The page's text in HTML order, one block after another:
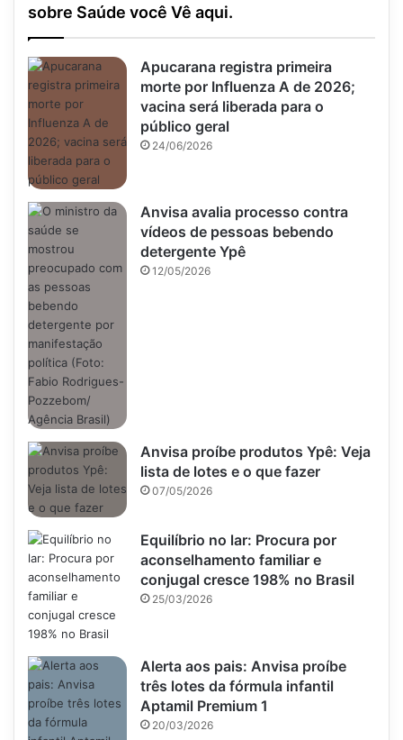
sobre Saúde você Vê aqui.
Apucarana registra primeira
morte por Influenza A de 2026;
vacina será liberada para o
público geral
24/06/2026
Anvisa avalia processo contra
vídeos de pessoas bebendo
detergente Ypê
12/05/2026
Anvisa proíbe produtos Ypê: Veja
lista de lotes e o que fazer
07/05/2026
Equilíbrio no lar: Procura por
aconselhamento familiar e
conjugal cresce 198% no Brasil
25/03/2026
Alerta aos pais: Anvisa proíbe
três lotes da fórmula infantil
Aptamil Premium 1
20/03/2026